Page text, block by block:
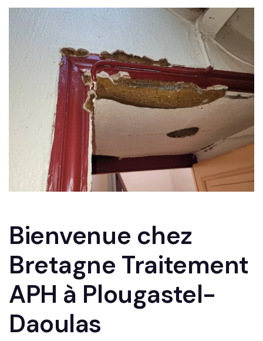
Bienvenue chez
Bretagne Traitement
APH à Plougastel-
Daoulas